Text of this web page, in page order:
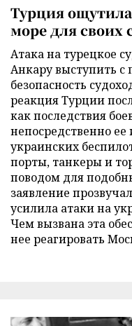
Турция
море для своих
Атака на турецкое
Анкару выступить с
безопасность
реакция Турции
как последствия
непосредственно
украинских
порты, танкеры и
поводом для
заявление
усилила атаки на
Чем вызвана эта
нее реагировать